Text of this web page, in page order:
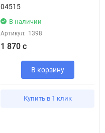
04515
В наличии
Артикул: 1398
1 870 с
В корзину
Купить в 1 клик